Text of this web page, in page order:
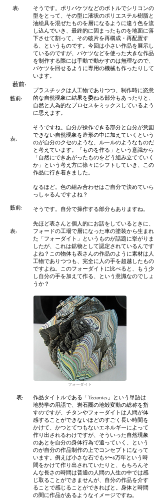
そうです。ポリバケツなどのボトルでシリコンの
型をとって、その型に液状のポリエステル樹脂と
油絵具を混ぜたものを層になるように違う色を流
し込んでいき、最終的に固まったものを地面に落
下させて割って、その破片を再構成・再配置す
る、というものです。今回は小さい作品を展示し
ているのですが、バケツなどを使った大きな作品
を制作する際には手動で動かすのは無理なので、
バケツを回せるように専用の機械も作ったりして
います。
プラスチックは人工物でありつつ、制作時に恣意
的な自然現象に結果を委ねる部分もあったりと、
自然と人為的なプロセスをミックスしているよう
に思えます。
そうですね。自分が操作できる部分と自分が意図
できない自然現象を造形の中に加えていくという
のが自分のクセのような、ルールのようなものだ
と考えています。「ものを作る」という意識から
「自然にできあがったものをどう組み立てていく
か」という考え方に徐々にシフトしていき、この
作品に行き着きました。
なるほど。色の組み合わせはご自分で決めていら
っしゃるんですよね？
そうです。自分で操作する部分もありますね。
先ほど表さんと個人的にお話をしているときに、
フォードの工場で層になった車の塗装から生まれ
た「フォーダイト」というものが話題に挙がりま
したが、これは鉱物として認定されているんです
よね？この物体も表さんの作品のように素材は人
工物でありつつも、完全に人の手を超越したもの
ですよね。このフォーダイトに比べると、もう少
し自分の手を加えて作る、という意識なのでしょ
うか？
​表:
藪前:
​表:
藪前:
​表:
藪前:
フォーダイト
作品タイトルである「Tectonics」という単語は
地勢学の用語で、岩石圏の地殻変動の総称を指
すのですが、チタンやフォーダイトは人間が体
感することができないほどのすごく長い時間を
かけて、かつとてつもないエネルギーによって
作り出されるわけですが、そういった自然現象
のあとを自分の身体行為で追っていく、という
のが自分の作品制作の上でコンセプトになって
います。例えば小さな石でも5〜6万年という時
間をかけて作り出されていたりと、もちろんそ
んな長さの時間は普通の人間の人生の中では感
じ取ることができませんが、自分の作品を介す
ることで感じることができればと。身体と時間
の間に作品があるようなイメージですね。
​表: